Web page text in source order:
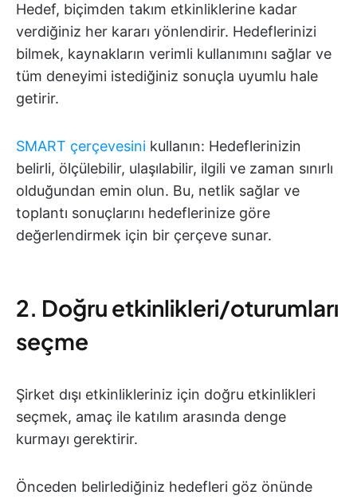
Hedef, biçimden takım etkinliklerine kadar
verdiğiniz her kararı yönlendirir. Hedeflerinizi
bilmek, kaynakların verimli kullanımını sağlar ve
tüm deneyimi istediğiniz sonuçla uyumlu hale
getirir.
SMART çerçevesini kullanın: Hedeflerinizin
belirli, ölçülebilir, ulaşılabilir, ilgili ve zaman sınırlı
olduğundan emin olun. Bu, netlik sağlar ve
toplantı sonuçlarını hedeflerinize göre
değerlendirmek için bir çerçeve sunar.
2. Doğru etkinlikleri/oturumları
seçme
Şirket dışı etkinlikleriniz için doğru etkinlikleri
seçmek, amaç ile katılım arasında denge
kurmayı gerektirir.
Önceden belirlediğiniz hedefleri göz önünde